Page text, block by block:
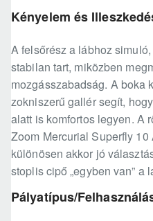
Kényelem és
A felsőrész a lábhoz
stabilan tart, miközben
mozgásszabadság. A boka
zokniszerű gallér segít,
alatt is komfortos legyen. A
Zoom Mercurial Superfly 10
különösen akkor jó
stoplis cipő „egyben van” a
Pályatípus/